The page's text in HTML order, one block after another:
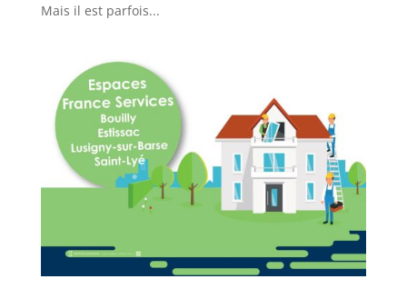
Mais il est parfois...